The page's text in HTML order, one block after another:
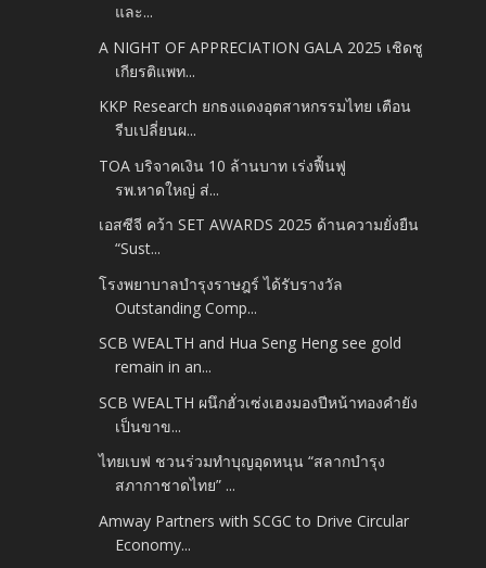
และ...
A NIGHT OF APPRECIATION GALA 2025 เชิดชู
เกียรติแพท...
KKP Research ยกธงแดงอุตสาหกรรมไทย เตือน
รีบเปลี่ยนผ...
TOA บริจาคเงิน 10 ล้านบาท เร่งฟื้นฟู
รพ.หาดใหญ่ ส่...
เอสซีจี คว้า SET AWARDS 2025 ด้านความยั่งยืน
“Sust...
โรงพยาบาลบำรุงราษฎร์ ได้รับรางวัล
Outstanding Comp...
SCB WEALTH and Hua Seng Heng see gold
remain in an...
SCB WEALTH ผนึกฮั่วเซ่งเฮงมองปีหน้าทองคำยัง
เป็นขาข...
ไทยเบฟ ชวนร่วมทำบุญอุดหนุน “สลากบำรุง
สภากาชาดไทย” ...
Amway Partners with SCGC to Drive Circular
Economy...